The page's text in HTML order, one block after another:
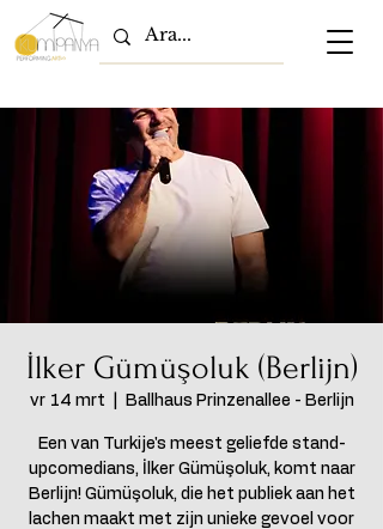
İlker Gümüşoluk (Berlijn)
vr 14 mrt Ballhaus Prinzenallee - Berlijn
Een van Turkije's meest geliefde stand-
upcomedians, İlker Gümüşoluk, komt naar
Berlijn! Gümüşoluk, die het publiek aan het
lachen maakt met zijn unieke gevoel voor